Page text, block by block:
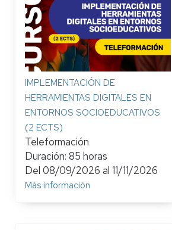
IMPLEMENTACIÓN DE
HERRAMIENTAS DIGITALES EN
ENTORNOS SOCIOEDUCATIVOS
(2 ECTS)
Teleformación
Duración: 85 horas
Del 08/09/2026 al 11/11/2026
Más información